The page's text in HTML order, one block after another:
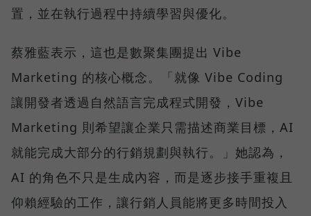
置，並在執行過程中持續學習與優化。
蔡雅藍表示，這也是數聚集團提出 Vibe
Marketing 的核心概念。「就像 Vibe Coding
讓開發者透過自然語言完成程式開發，Vibe
Marketing 則希望讓企業只需描述商業目標，AI
就能完成大部分的行銷規劃與執行。」她認為，
AI 的角色不只是生成內容，而是逐步接手重複且
仰賴經驗的工作，讓行銷人員能將更多時間投入